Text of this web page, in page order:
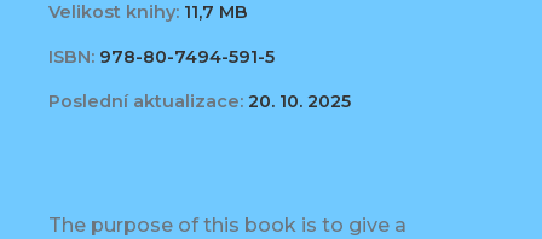
Velikost knihy: 11,7 MB
ISBN: 978-80-7494-591-5
Poslední aktualizace: 20. 10. 2025
The purpose of this book is to give a